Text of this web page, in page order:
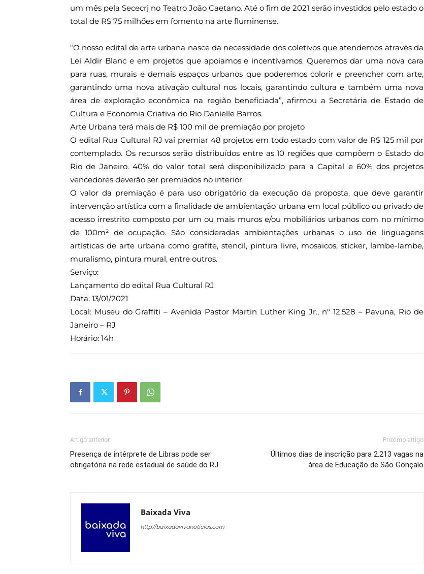
um mês pela Sececrj no Teatro João Caetano. Até o fim de 2021 serão investidos pelo estado o
total de R$ 75 milhões em fomento na arte fluminense.
“O nosso edital de arte urbana nasce da necessidade dos coletivos que atendemos através da
Lei Aldir Blanc e em projetos que apoiamos e incentivamos. Queremos dar uma nova cara
para ruas, murais e demais espaços urbanos que poderemos colorir e preencher com arte,
garantindo uma nova ativação cultural nos locais, garantindo cultura e também uma nova
área de exploração econômica na região beneficiada”, afirmou a Secretária de Estado de
Cultura e Economia Criativa do Rio Danielle Barros.
Arte Urbana terá mais de R$ 100 mil de premiação por projeto
O edital Rua Cultural RJ vai premiar 48 projetos em todo estado com valor de R$ 125 mil por
contemplado. Os recursos serão distribuídos entre as 10 regiões que compõem o Estado do
Rio de Janeiro. 40% do valor total será disponibilizado para a Capital e 60% dos projetos
vencedores deverão ser premiados no interior.
O valor da premiação é para uso obrigatório da execução da proposta, que deve garantir
intervenção artística com a finalidade de ambientação urbana em local público ou privado de
acesso irrestrito composto por um ou mais muros e/ou mobiliários urbanos com no mínimo
de 100m² de ocupação. São consideradas ambientações urbanas o uso de linguagens
artísticas de arte urbana como grafite, stencil, pintura livre, mosaicos, sticker, lambe-lambe,
muralismo, pintura mural, entre outros.
Serviço:
Lançamento do edital Rua Cultural RJ
Data: 13/01/2021
Local: Museu do Graffiti – Avenida Pastor Martin Luther King Jr., nº 12.528 – Pavuna, Rio de
Janeiro – RJ
Horário: 14h
Artigo anterior
Presença de intérprete de Libras pode ser
obrigatória na rede estadual de saúde do RJ
Próximo artigo
Últimos dias de inscrição para 2.213 vagas na
área de Educação de São Gonçalo
Baixada Viva
http://baixadavivanoticias.com